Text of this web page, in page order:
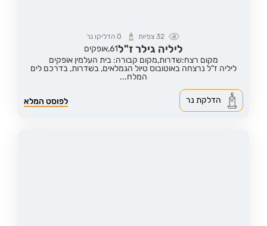
32 צפיות 0הדליקו נר
ליליה גילר ז"ל61,אופקים
מקום רצח:שדרות,מקום קבורה: בית העלמין אופקים
ליליה ז"ל נרצחה באוטובוס טיול הגמלאים, בשדרות, בדרכם לים
המלח...
לפוסט המלא הדלקת נר